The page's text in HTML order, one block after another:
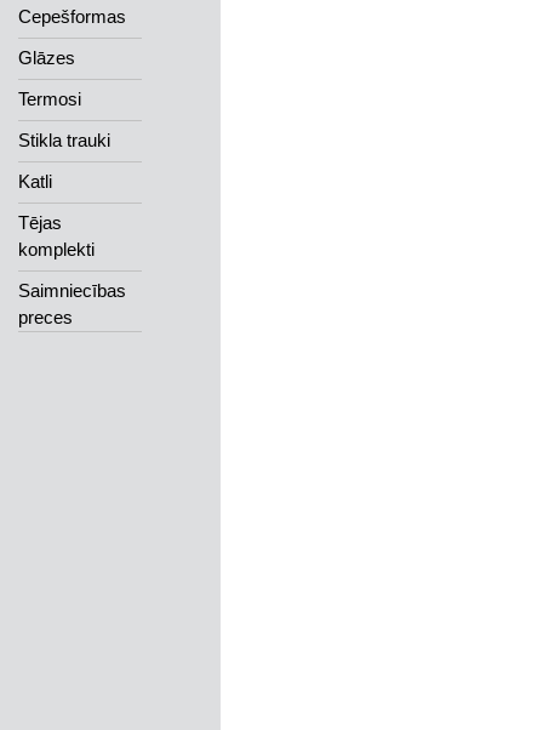
Cepešformas
Glāzes
Termosi
Stikla trauki
Katli
Tējas
komplekti
Saimniecības
preces